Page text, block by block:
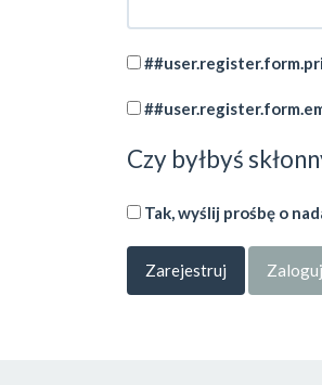
Czy byłbyś
Tak, wyślij prośbę o
Zarejestruj